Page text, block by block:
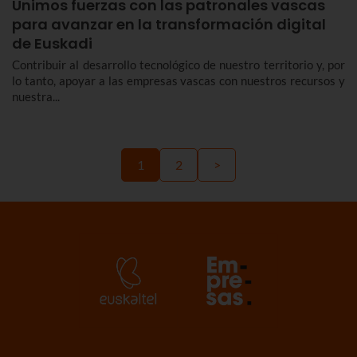
Unimos fuerzas con las patronales vascas
para avanzar en la transformación digital
de Euskadi
Contribuir al desarrollo tecnológico de nuestro territorio y, por
lo tanto, apoyar a las empresas vascas con nuestros recursos y
nuestra...
1 2 >